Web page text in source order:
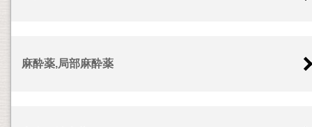
麻酔薬,局部麻酔薬